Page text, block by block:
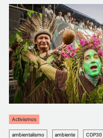
Activismos
ambientalismo ambiente COP30